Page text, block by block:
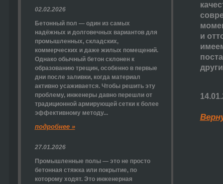
и
02.02.2026
Бетонный пол — один из самых
надёжных и долговечных вариантов для
промышленных, складских,
коммерческих и даже жилых помещений.
Однако обычный бетон склонен к
образованию трещин, особенно в первые
дни после заливки, когда материал
активно усаживается. Чтобы решить эту
проблему, инженеры давно перешли от
традиционной армирующей сетки к более
эффективному методу...
подробнее »
27.01.2026
Промышленные полы — это не просто
бетонная стяжка или покрытие, по
которому ходят. Это инженерная